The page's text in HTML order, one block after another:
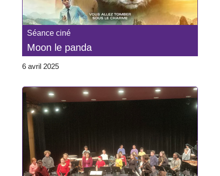
Séance ciné
Moon le panda
6 avril 2025